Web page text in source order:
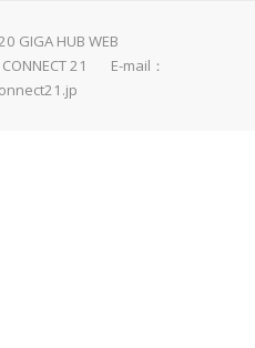
GIGA HUB WEB
CONNECT 21 E-mail：